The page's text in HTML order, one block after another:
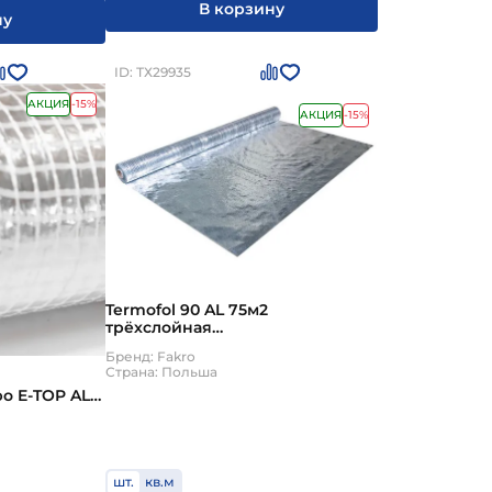
В корзину
АКЦИЯ-15%
E-TOP ALU
ID: ТХ29935
АКЦИЯ-15%
Termofol 90 AL 75м2
трёхслойная
пароизоляция
Бренд: Fakro
Страна: Польша
шт. кв.м